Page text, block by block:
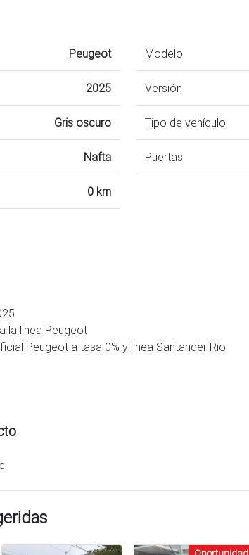
Peugeot
2025
Gris oscuro
Nafta
0 km
Modelo
Versión
Tipo de vehículo
Puertas
la linea Peugeot
Peugeot a tasa 0% y linea Santander Rio